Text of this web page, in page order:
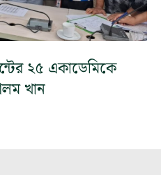
২৫ একাডেমিকে
খান